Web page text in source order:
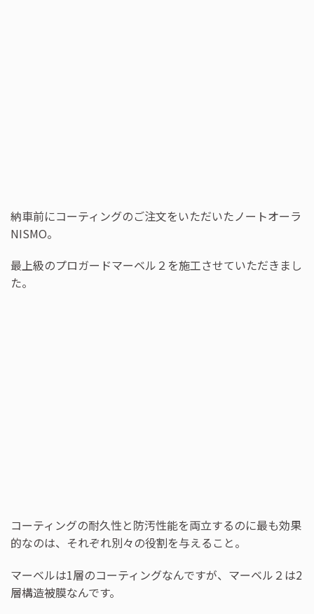
納車前にコーティングのご注文をいただいたノートオーラ
NISMO。
最上級のプロガードマーベル２を施工させていただきまし
た。
コーティングの耐久性と防汚性能を両立するのに最も効果
的なのは、それぞれ別々の役割を与えること。
マーベルは1層のコーティングなんですが、マーベル２は2
層構造被膜なんです。